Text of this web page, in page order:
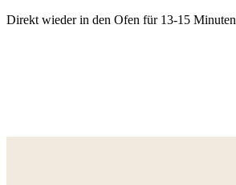
Direkt wieder in den Ofen für 13-15 Minuten